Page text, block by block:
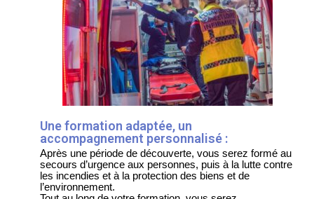
Une formation adaptée, un
accompagnement personnalisé :
Après une période de découverte, vous serez formé au
secours d’urgence aux personnes, puis à la lutte contre
les incendies et à la protection des biens et de
l’environnement.